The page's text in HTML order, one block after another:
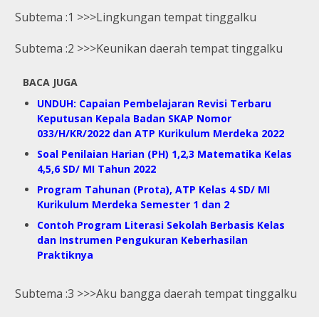
Subtema :1 >>>Lingkungan tempat tinggalku
Subtema :2 >>>Keunikan daerah tempat tinggalku
BACA JUGA
UNDUH: Capaian Pembelajaran Revisi Terbaru
Keputusan Kepala Badan SKAP Nomor
033/H/KR/2022 dan ATP Kurikulum Merdeka 2022
Soal Penilaian Harian (PH) 1,2,3 Matematika Kelas
4,5,6 SD/ MI Tahun 2022
Program Tahunan (Prota), ATP Kelas 4 SD/ MI
Kurikulum Merdeka Semester 1 dan 2
Contoh Program Literasi Sekolah Berbasis Kelas
dan Instrumen Pengukuran Keberhasilan
Praktiknya
Subtema :3 >>>Aku bangga daerah tempat tinggalku